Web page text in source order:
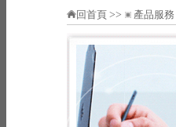
回首頁 >> 產品服務